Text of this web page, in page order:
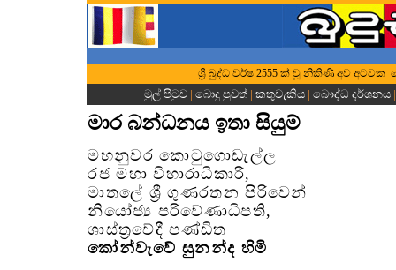
ශ්‍රී බුද්ධ වර්ෂ 2555 ක් වූ නිකිණි අව අටවක
මුල් පිටුව | බොදු පුවත්| කතුවැකිය| බෞද්ධ දර්ශනය
මාර බන්ධනය ඉතා සියුම්
මහනුවර කොටුගොඩැල්ල
රජ මහා විහාරාධිකාරී,
මාතලේ ශ්‍රී ගුණරතන පිරිවෙන්
නියෝජ්‍ය පරිවේණාධිපති,
ශාස්ත්‍රවේදී පණ්ඩිත
කෝන්වැවේ සුනන්ද හිමි